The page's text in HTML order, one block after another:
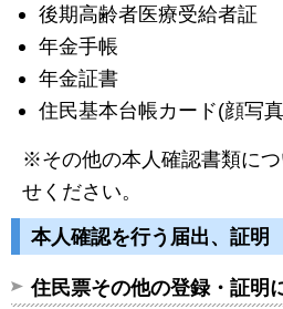
後期高齢者医療受給者証
年金手帳
年金証書
住民基本台帳カード(顔写
※その他の本人確認書類に
せください。
本人確認を行う届出、証明
住民票その他の登録・証明